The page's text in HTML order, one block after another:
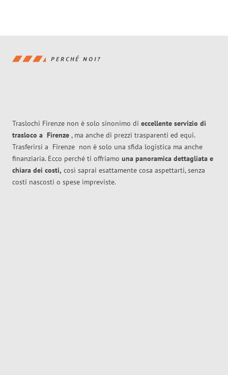
PERCHÉ NOI?
Traslochi Firenze non è solo sinonimo di eccellente servizio di
trasloco a Firenze , ma anche di prezzi trasparenti ed equi.
Trasferirsi a Firenze non è solo una sfida logistica ma anche
finanziaria. Ecco perché ti offriamo una panoramica dettagliata e
chiara dei costi, così saprai esattamente cosa aspettarti, senza
costi nascosti o spese impreviste.